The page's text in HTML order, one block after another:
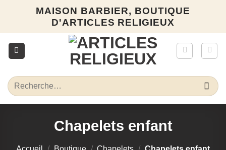
MAISON BARBIER, BOUTIQUE
D'ARTICLES RELIGIEUX
Recherche
pour :
Chapelets enfant